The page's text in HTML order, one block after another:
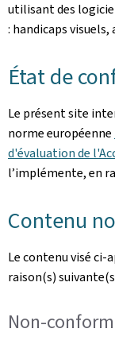
utilisant des
: handicaps
État de
Le présent site
norme européenne
d'évaluation de
l’implémente, en
Contenu
Le contenu visé ci-
raison(s)
Non-